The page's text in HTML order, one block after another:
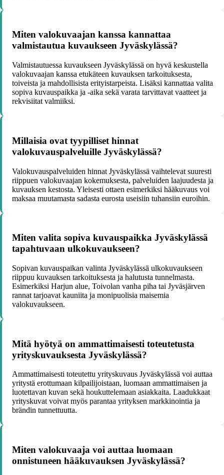
Miten valokuvaajan kanssa kannattaa
valmistautua kuvaukseen Jyväskylässä?
Valmistautuessa kuvaukseen Jyväskylässä on hyvä keskustella
valokuvaajan kanssa etukäteen kuvauksen tarkoituksesta,
toiveista ja mahdollisista erityistarpeista. Lisäksi kannattaa valita
sopiva kuvauspaikka ja -aika sekä varata tarvittavat vaatteet ja
rekvisiitat valmiiksi.
Millaisia ovat tyypilliset hinnat
valokuvauspalveluille Jyväskylässä?
Valokuvauspalveluiden hinnat Jyväskylässä vaihtelevat suuresti
riippuen valokuvaajan kokemuksesta, palveluiden laajuudesta ja
kuvauksen kestosta. Yleisesti ottaen esimerkiksi hääkuvaus voi
maksaa muutamasta sadasta eurosta useisiin tuhansiin euroihin.
Miten valita sopiva kuvauspaikka Jyväskylässä
tapahtuvaan ulkokuvaukseen?
Sopivan kuvauspaikan valinta Jyväskylässä ulkokuvaukseen
riippuu kuvauksen tarkoituksesta ja halutusta tunnelmasta.
Esimerkiksi Harjun alue, Toivolan vanha piha tai Jyväsjärven
rannat tarjoavat kauniita ja monipuolisia maisemia
valokuvaukseen.
Mitä hyötyä on ammattimaisesti toteutetusta
yrityskuvauksesta Jyväskylässä?
Ammattimaisesti toteutettu yrityskuvaus Jyväskylässä voi auttaa
yritystä erottumaan kilpailijoistaan, luomaan ammattimaisen ja
luotettavan kuvan sekä houkuttelemaan asiakkaita. Laadukkaat
yrityskuvat voivat myös parantaa yrityksen markkinointia ja
brändin tunnettuutta.
Miten valokuvaaja voi auttaa luomaan
onnistuneen hääkuvauksen Jyväskylässä?